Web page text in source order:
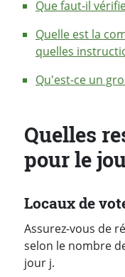
Que faut-il
Quelle est la
quelles
Qu'est-ce un
Quelles
pour le
Locaux de
Assurez-vous de
selon le nombre
jour j.